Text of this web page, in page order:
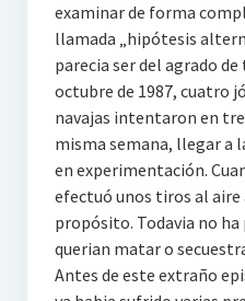
examinar de forma
llamada „hipótesis
parecia ser del agrado
octubre de 1987, cuatro
navajas intentaron en
misma semana, llegar a
en experimentación.
efectuó unos tiros al aire
propósito. Todavia no ha
querian matar o
Antes de este extraño